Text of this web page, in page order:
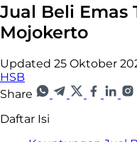
Jual Beli Emas
Mojokerto
Updated 25 Oktober
HSB
Share
Daftar Isi